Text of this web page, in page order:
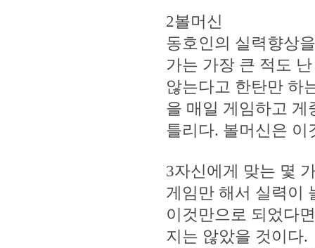
2볼머신
동호인의 실력향상
가는 가장 큰 적도
않는다고 한탄만 하
을 매일 게임하고 게
틀리다. 볼머신은 이
3자신에게 맞는 몇
게임만 해서 실력이
이것만으로 되었다
지는 않았을 것이다.